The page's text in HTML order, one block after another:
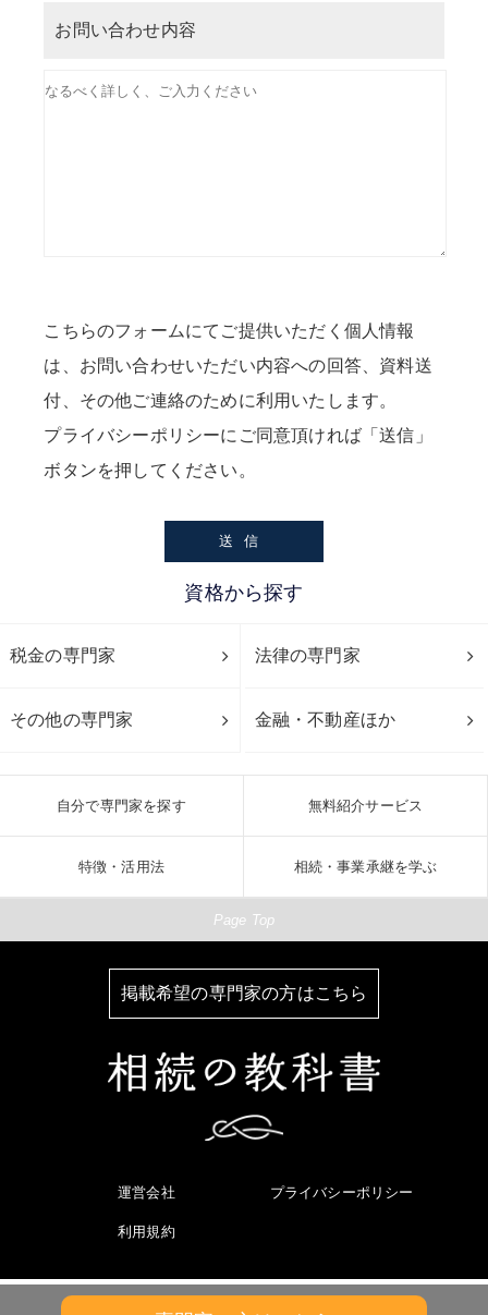
お問い合わせ内容
こちらのフォームにてご提供いただく個人情報
は、お問い合わせいただい内容への回答、資料送
付、その他ご連絡のために利用いたします。
プライバシーポリシーにご同意頂ければ「送信」
ボタンを押してください。
資格から探す
税金の専門家 法律の専門家
その他の専門家 金融・不動産ほか
自分で専門家を探す 無料紹介サービス
特徴・活用法 相続・事業承継を学ぶ
Page Top
掲載希望の専門家の方はこちら
運営会社 プライバシーポリシー
利用規約